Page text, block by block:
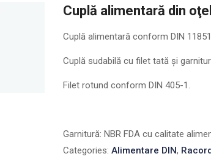
Cuplă alimentară din
Cuplă alimentară conform DIN
Cuplă sudabilă cu filet tată şi
Filet rotund conform DIN 405-1.
Garnitură: NBR FDA cu calitate
Categories: Alimentare DIN,